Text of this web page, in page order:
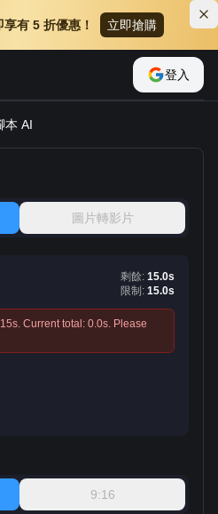
有 5 折優惠！ 立即搶購
登入
本 AI
圖片轉影片
剩餘: 15.0s
限制 : 15.0s
15s. Current total: 0.0s. Please
9:16